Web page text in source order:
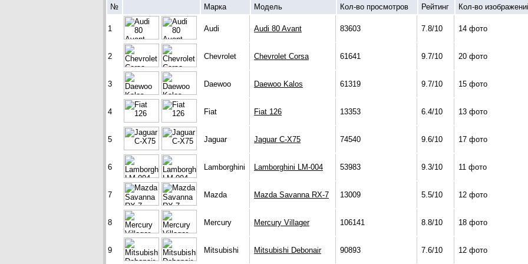
№ Марка Модель Кол-во просмотров Рейтинг Кол-во
1 Audi Audi 80 Avant 83603 7.8/10 14 фото
2 Chevrolet Chevrolet Corsa 61641 9.7/10 20 фото
3 Daewoo Daewoo Kalos 61319 9.7/10 15 фото
4 Fiat Fiat 126 13353 6.4/10 13 фото
5 Jaguar Jaguar C-X75 74540 9.6/10 17 фото
6 Lamborghini Lamborghini LM-004 53983 9.3/10 11 фото
7 Mazda Mazda Savanna RX-7 13009 5.5/10 12 фото
8 Mercury Mercury Villager 106141 8.8/10 18 фото
9 Mitsubishi Mitsubishi Debonair 90893 7.6/10 12 фото